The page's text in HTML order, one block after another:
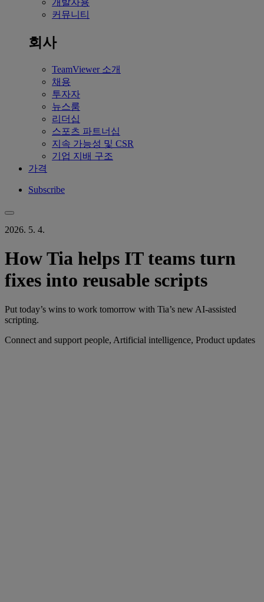
개발자용
커뮤니티
회사
TeamViewer 소개
채용
투자자
뉴스룸
리더십
스포츠 파트너십
지속 가능성 및 CSR
기업 지배 구조
가격
Subscribe
2026. 5. 4.
How Tia helps IT teams turn
fixes into reusable scripts
Put today’s wins to work tomorrow with Tia’s new AI-assisted
scripting.
Connect and support people, Artificial intelligence, Product updates